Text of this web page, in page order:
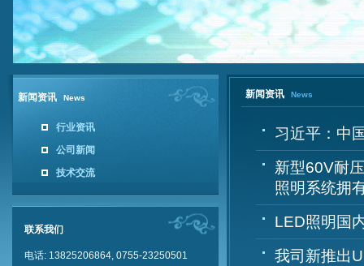
新闻资讯 News
行业资讯
公司新闻
技术交流
联系我们
电话: 13825206864, 0755-23250501
新闻资讯 News
习近平：中
新型60V耐
照明系统拥
LED照明国
我司新推出